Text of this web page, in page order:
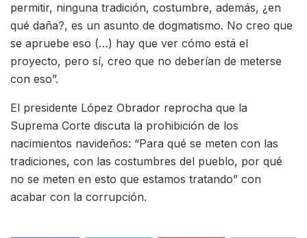
permitir, ninguna tradición, costumbre, además, ¿en
qué daña?, es un asunto de dogmatismo. No creo que
se apruebe eso (…) hay que ver cómo está el
proyecto, pero sí, creo que no deberían de meterse
con eso”.
El presidente López Obrador reprocha que la
Suprema Corte discuta la prohibición de los
nacimientos navideños: “Para qué se meten con las
tradiciones, con las costumbres del pueblo, por qué
no se meten en esto que estamos tratando” con
acabar con la corrupción.